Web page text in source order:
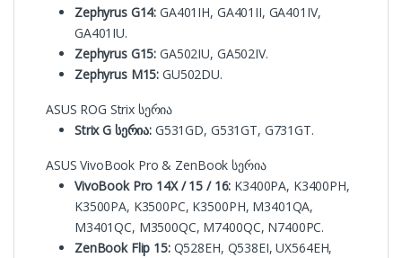
Zephyrus G14: GA401IH, GA401II, GA401IV,
GA401IU.
Zephyrus G15: GA502IU, GA502IV.
Zephyrus M15: GU502DU.
ASUS ROG Strix სერია
Strix G სერია: G531GD, G531GT, G731GT.
ASUS VivoBook Pro & ZenBook სერია
VivoBook Pro 14X / 15 / 16: K3400PA, K3400PH,
K3500PA, K3500PC, K3500PH, M3401QA,
M3401QC, M3500QC, M7400QC, N7400PC.
ZenBook Flip 15:Q528EH, Q538EI, UX564EH,